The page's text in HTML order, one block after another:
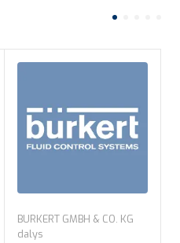
BURKERT GMBH & CO. KG
dalys